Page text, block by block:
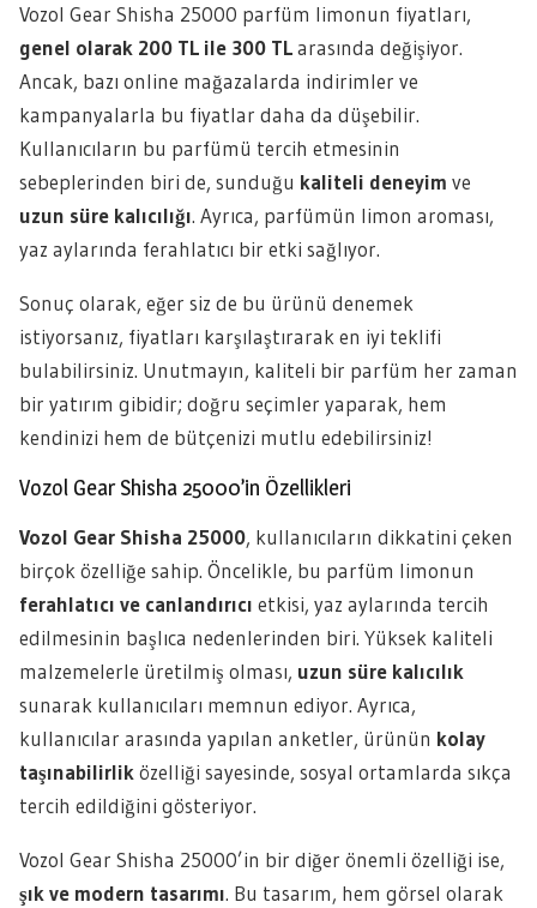
Vozol Gear Shisha 25000 parfüm limonun fiyatları,
genel olarak 200 TL ile 300 TLarasında değişiyor.
Ancak, bazı online mağazalarda indirimler ve
kampanyalarla bu fiyatlar daha da düşebilir.
Kullanıcıların bu parfümü tercih etmesinin
sebeplerinden biri de, sunduğu kaliteli deneyim ve
uzun süre kalıcılığı. Ayrıca, parfümün limon aroması,
yaz aylarında ferahlatıcı bir etki sağlıyor.
Sonuç olarak, eğer siz de bu ürünü denemek
istiyorsanız, fiyatları karşılaştırarak en iyi teklifi
bulabilirsiniz. Unutmayın, kaliteli bir parfüm her zaman
bir yatırım gibidir; doğru seçimler yaparak, hem
kendinizi hem de bütçenizi mutlu edebilirsiniz!
Vozol Gear Shisha 25000’in Özellikleri
Vozol Gear Shisha 25000, kullanıcıların dikkatini çeken
birçok özelliğe sahip. Öncelikle, bu parfüm limonun
ferahlatıcı ve canlandırıcı etkisi, yaz aylarında tercih
edilmesinin başlıca nedenlerinden biri. Yüksek kaliteli
malzemelerle üretilmiş olması, uzun süre kalıcılık
sunarak kullanıcıları memnun ediyor. Ayrıca,
kullanıcılar arasında yapılan anketler, ürünün kolay
taşınabilirlik özelliği sayesinde, sosyal ortamlarda sıkça
tercih edildiğini gösteriyor.
Vozol Gear Shisha 25000’in bir diğer önemli özelliği ise,
şık ve modern tasarımı. Bu tasarım, hem görsel olarak